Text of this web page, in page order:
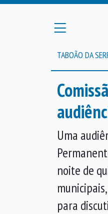
TABOÃO DA
Uma
noite de
para